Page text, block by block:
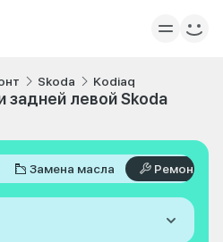
Skoda Kodiaq
задней левой Skoda
Замена масла Ремонт